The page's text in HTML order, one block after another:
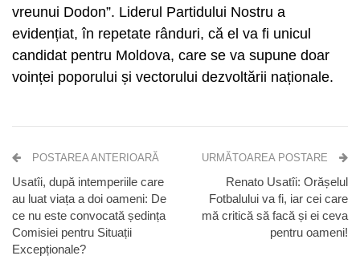
vreunui Dodon”. Liderul Partidului Nostru a
evidențiat, în repetate rânduri, că el va fi unicul
candidat pentru Moldova, care se va supune doar
voinței poporului și vectorului dezvoltării naționale.
POSTAREA ANTERIOARĂ
Usatîi, după intemperiile care
au luat viața a doi oameni: De
ce nu este convocată ședința
Comisiei pentru Situații
Excepționale?
URMĂTOAREA POSTARE
Renato Usatîi: Orășelul
Fotbalului va fi, iar cei care
mă critică să facă și ei ceva
pentru oameni!